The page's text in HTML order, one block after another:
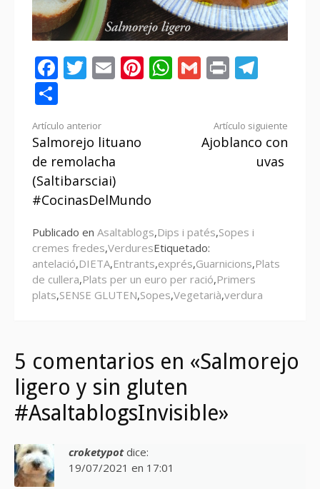
Facebook
Twitter
EmailPinterest
WhatsApp
Gmail
Print
Seguir
leyendo
Artículo anterior
Salmorejo lituano
de remolacha
(Saltibarsciai)
#CocinasDelMundo
Artículo siguiente
Ajoblanco con
uvas
Publicado en Asaltablogs,Dips i patés,Sopes i
cremes fredes,VerduresEtiquetado:
antelació,DIETA,Entrants,exprés,Guarnicions,Plats
de cullera,Plats per un euro per ració,Primers
plats,SENSE GLUTEN,Sopes,Vegetarià,verdura
5 comentarios en «Salmorejo
ligero y sin gluten
#AsaltablogsInvisible»
croketypot dice:
19/07/2021 en 17:01